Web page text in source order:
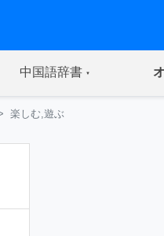
中国語辞書(current)
楽しむ,遊ぶ